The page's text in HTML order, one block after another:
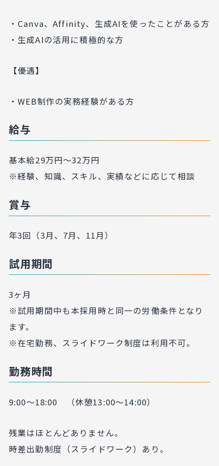
・Canva、Affinity、生成AIを使ったことがある方
・生成AIの活用に積極的な方
【優遇】
・WEB制作の実務経験がある方
給与
基本給29万円～32万円
※経験、知識、スキル、実績などに応じて相談
賞与
年3回（3月、7月、11月）
試用期間
3ヶ月
※試用期間中も本採用時と同一の労働条件となり
ます。
※在宅勤務、スライドワーク制度は利用不可。
勤務時間
9:00～18:00 （休憩13:00～14:00）
残業はほとんどありません。
時差出勤制度（スライドワーク）あり。